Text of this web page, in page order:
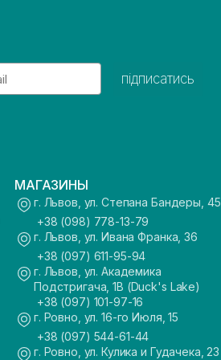
підписатись
МАГАЗИНЫ
г. Львов, ул. Степана Бандеры, 45
+38 (098) 778-13-79
г. Львов, ул. Ивана Франка, 36
+38 (097) 611-95-94
г. Львов, ул. Академика
Подстригача, 1В (Duck's Lake)
+38 (097) 101-97-16
г. Ровно, ул. 16-го Июля, 15
+38 (097) 544-61-44
г. Ровно, ул. Кулика и Гудачека, 23